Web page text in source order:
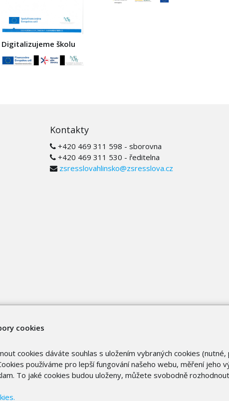
Digitalizujeme školu
Kontakty
+420 469 311 598 - sborovna
+420 469 311 530 - ředitelna
zsresslovahlinsko@zsresslova.cz
cookies
cookies dáváte souhlas s uložením vybraných cookies
používáme pro lepší fungování našeho webu, měření jeho
To jaké cookies budou uloženy, můžete svobodně